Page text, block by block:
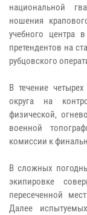
национальной
ношения
учебного центра
претендентов на
рубцовского
В течение
округа на
физической,
военной
комиссии к
В сложных
экипировке
пересеченной
Далее